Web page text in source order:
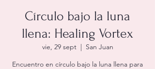
Círculo bajo la luna
llena: Healing Vortex
vie, 29 sept
  |
San Juan
Encuentro en círculo bajo la luna llena para